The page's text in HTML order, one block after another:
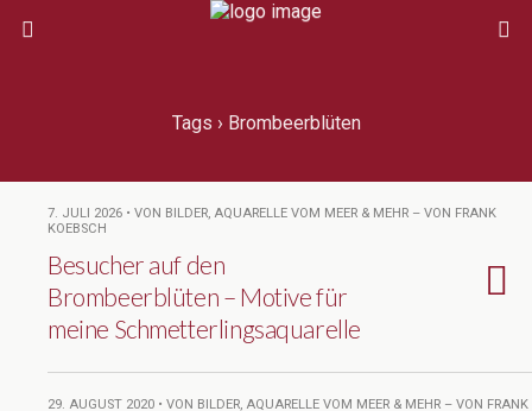
Tags › Brombeerblüten
7. JULI 2026 • VON BILDER, AQUARELLE VOM MEER & MEHR – VON FRANK
KOEBSCH
Besucher auf den
Brombeerblüten – Motive für
meine Schmetterlingsaquarelle
29. AUGUST 2020 • VON BILDER, AQUARELLE VOM MEER & MEHR – VON FRANK